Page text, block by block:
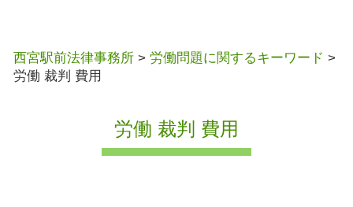
西宮駅前法律事務所 > 労働問題に関するキーワード >
労働 裁判 費用
労働 裁判 費用